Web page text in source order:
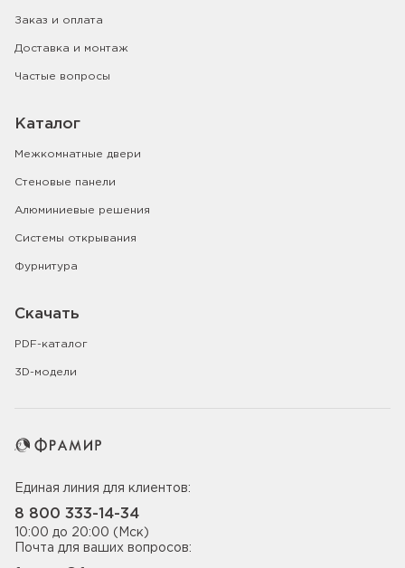
Заказ и оплата
Доставка и монтаж
Частые вопросы
Каталог
Межкомнатные двери
Стеновые панели
Алюминиевые решения
Системы открывания
Фурнитура
Скачать
PDF-каталог
3D-модели
Единая линия для клиентов:
8 800 333-14-34
10:00 до 20:00 (Мск)
Почта для ваших вопросов: